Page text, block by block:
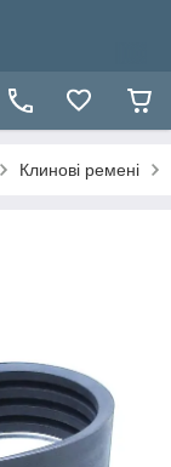
Клинові ремені